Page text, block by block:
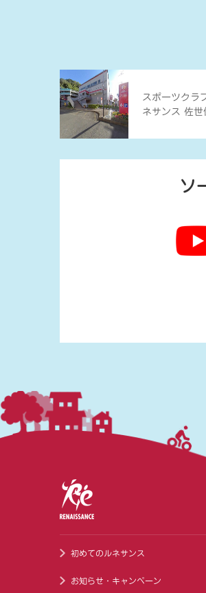
スポーツクラ
ネサンス 佐世
ソ
初めてのルネサンス
お知らせ・キャンペーン